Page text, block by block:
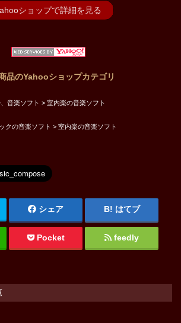
ショップで詳細を見る
品のYahooショップカテゴリ
音楽ソフト > 室内楽の音楽ソフト
クの音楽ソフト > 室内楽の音楽ソフト
シェア はてブ
Pocket feedly